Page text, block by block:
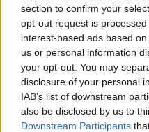
section to confirm your
opt-out request is
interest-based ads based
us or personal information
your opt-out. You may
disclosure of your personal
IAB’s list of downstream
also be disclosed by us to
Downstream Participants
iPhone 18
rántja le a
2026.06.29|
A szeptemberi eseményen
mellett a régóta pletykált
bemutatkozhat, miközben
találgatások továbbra is